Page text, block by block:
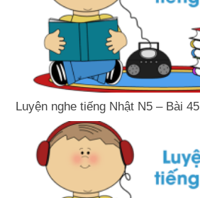
Luyện nghe tiếng Nhật N5 – Bài 45